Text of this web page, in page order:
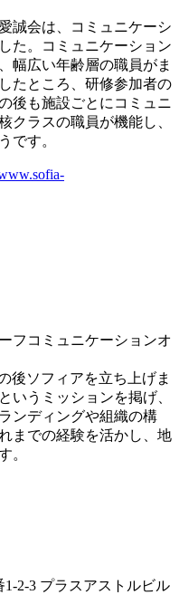
誠会は、コミュニケーシ
た。コミュニケーション
幅広い年齢層の職員がま
たところ、研修参加者の
後も施設ごとにコミュニ
クラスの職員が機能し、
です。
フコミュニケーションオ
後ソフィアを立ち上げま
いうミッションを掲げ、
ンディングや組織の構
までの経験を活かし、地
。
2-3 プラスアストルビル